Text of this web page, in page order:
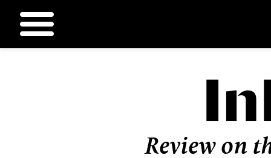
Review on